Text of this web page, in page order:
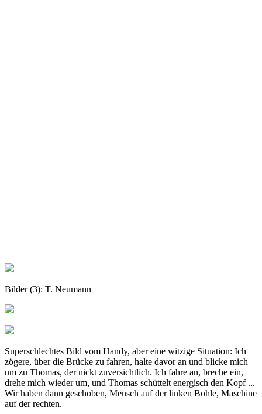
Bilder (3): T. Neumann
Superschlechtes Bild vom Handy, aber eine witzige Situation: Ich
zögere, über die Brücke zu fahren, halte davor an und blicke mich
um zu Thomas, der nickt zuversichtlich. Ich fahre an, breche ein,
drehe mich wieder um, und Thomas schüttelt energisch den Kopf ...
Wir haben dann geschoben, Mensch auf der linken Bohle, Maschine
auf der rechten.